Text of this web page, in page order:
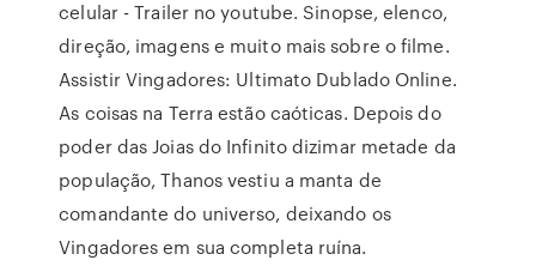
celular - Trailer no youtube. Sinopse, elenco,
direção, imagens e muito mais sobre o filme.
Assistir Vingadores: Ultimato Dublado Online.
As coisas na Terra estão caóticas. Depois do
poder das Joias do Infinito dizimar metade da
população, Thanos vestiu a manta de
comandante do universo, deixando os
Vingadores em sua completa ruína.